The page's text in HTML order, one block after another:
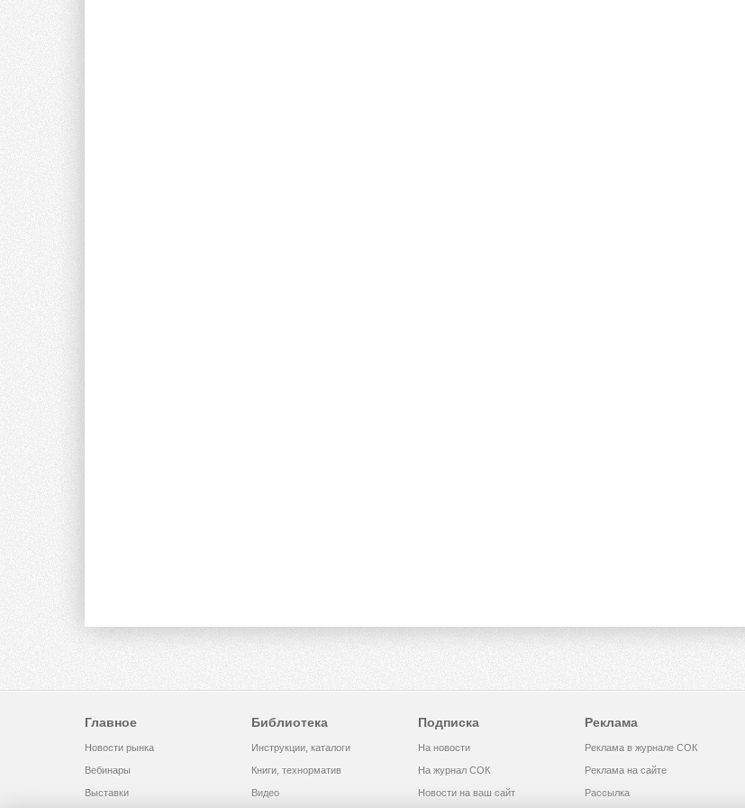
Главное
Новости рынка
Вебинары
Выставки
Библиотека
Инструкции, каталоги
Книги, технорматив
Видео
Подписка
На новости
На журнал СОК
Новости на ваш сайт
Реклама
Реклама в журнале СОК
Реклама на сайте
Рассылка